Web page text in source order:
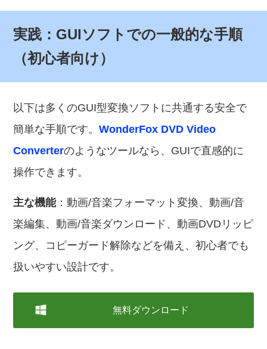
実践：GUIソフトでの一般的な手順
（初心者向け）
以下は多くのGUI型変換ソフトに共通する安全で
簡単な手順です。WonderFox DVD Video
Converterのようなツールなら、GUIで直感的に
操作できます。
主な機能：動画/音楽フォーマット変換、動画/音
楽編集、動画/音楽ダウンロード、動画DVDリッピ
ング、コピーガード解除などを備え、初心者でも
扱いやすい設計です。
無料ダウンロード